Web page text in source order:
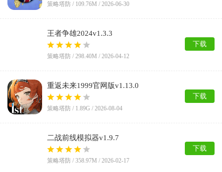
策略塔防 / 109.76M / 2026-06-30
王者争雄2024v1.3.3
策略塔防 / 298.40M / 2026-04-12
下载
重返未来1999官网版v1.13.0
策略塔防 / 1.89G / 2026-08-04
下载
二战前线模拟器v1.9.7
策略塔防 / 358.97M / 2026-02-17
下载